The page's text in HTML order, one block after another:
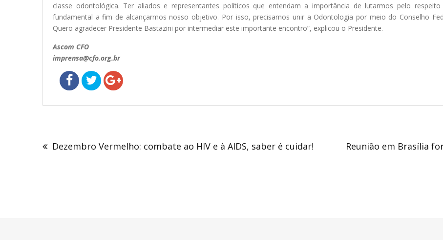
classe odontológica. Ter aliados e representantes políticos que entendam a importância de lutarmos pelo
fundamental a fim de alcançarmos nosso objetivo. Por isso, precisamos unir a Odontologia por meio do Conselho
Quero agradecer Presidente Bastazini por intermediar este importante encontro”, explicou o Presidente.
Ascom CFO
imprensa@cfo.org.br
de
Post
Dezembro Vermelho: combate ao HIV e à AIDS, saber é cuidar! Reunião em Brasília